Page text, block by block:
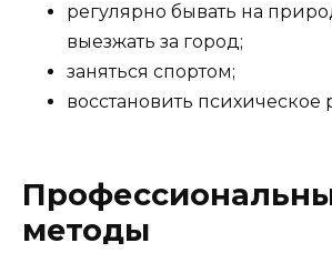
регулярно бывать на
выезжать за город;
заняться спортом;
восстановить психическое
методы